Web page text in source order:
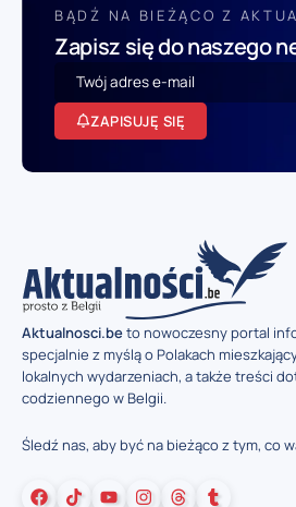
BĄDŹ NA BIEŻĄCO Z
Zapisz się do naszego
ZAPISUJĘ SIĘ
Aktualnosci.beto nowoczesny portal
specjalnie z myślą o Polakach
lokalnych wydarzeniach, a także treści
codziennego w Belgii.
Śledź nas, aby być na bieżąco z tym, co